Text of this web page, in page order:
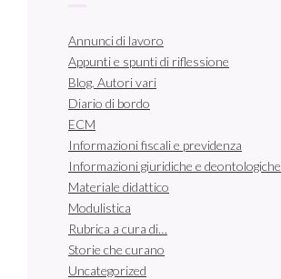
Annunci di lavoro
Appunti e spunti di riflessione
Blog. Autori vari
Diario di bordo
ECM
Informazioni fiscali e previdenza
Informazioni giuridiche e deontologiche
Materiale didattico
Modulistica
Rubrica a cura di…
Storie che curano
Uncategorized